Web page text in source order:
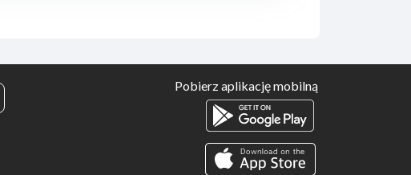
Pobierz aplikację mobilną